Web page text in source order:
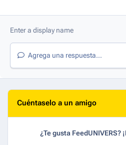
Agrega una respuesta...
Cuéntaselo a un amigo
¿Te gusta FeedUNIVERS?